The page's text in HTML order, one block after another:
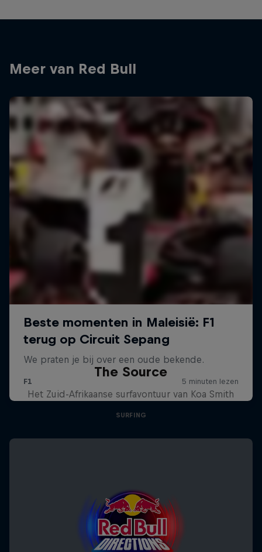
Meer van Red Bull
The Source
Het Zuid-Afrikaanse surfavontuur van Koa Smith
SURFING